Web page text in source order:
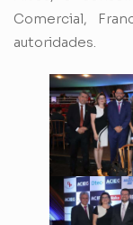
Comercial,
autoridades.